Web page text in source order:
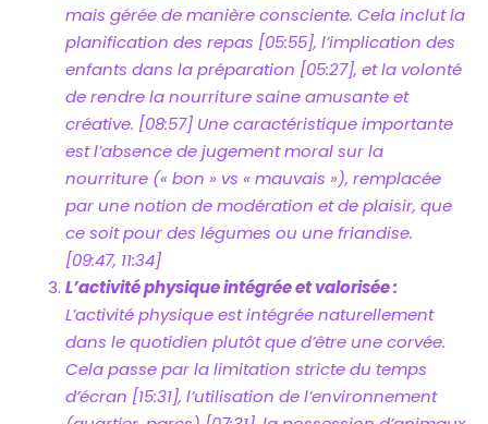
mais gérée de manière consciente. Cela inclut la
planification des repas [05:55], l’implication des
enfants dans la préparation [05:27], et la volonté
de rendre la nourriture saine amusante et
créative. [08:57] Une caractéristique importante
est l’absence de jugement moral sur la
nourriture (« bon » vs « mauvais »), remplacée
par une notion de modération et de plaisir, que
ce soit pour des légumes ou une friandise.
[09:47, 11:34]
L’activité physique intégrée et valorisée :
L’activité physique est intégrée naturellement
dans le quotidien plutôt que d’être une corvée.
Cela passe par la limitation stricte du temps
d’écran [15:31], l’utilisation de l’environnement